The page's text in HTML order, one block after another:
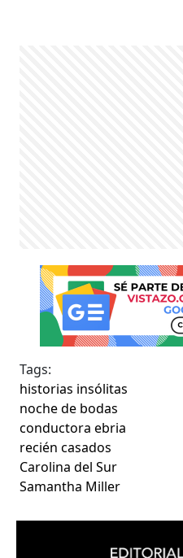
Tags:
historias insólitas
noche de bodas
conductora ebria
recién casados
Carolina del Sur
Samantha Miller